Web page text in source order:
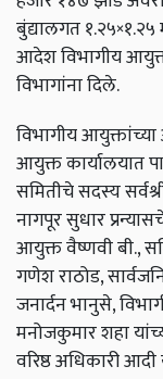
बुंद्यालगत१.२५×१.२५
आदेशविभागीय
विभागांनादिले.
विभागीयआयुक्तांच्या
आयुक्तकार्यालयात
समितीचेसदस्य
नागपूरसुधार
आयुक्तवैष्णवीबी.,
गणेशराठोड,
जनार्दनभानुसे,
मनोजकुमारशहा
वरिष्ठअधिकारीआदी